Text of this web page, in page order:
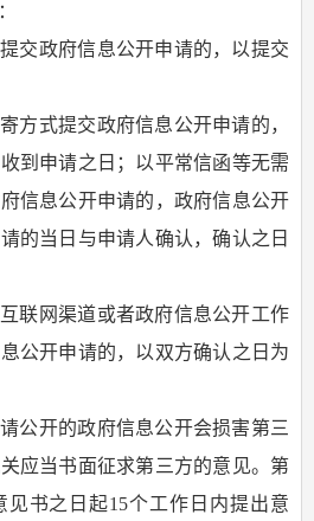
交政府信息公开申请的，以提交
方式提交政府信息公开申请的，
到申请之日；以平常信函等无需
信息公开申请的，政府信息公开
的当日与申请人确认，确认之日
互联网渠道或者政府信息公开工作
公开申请的，以双方确认之日为
开的政府信息公开会损害第三
应当书面征求第三方的意见。第
见书之日起15个工作日内提出意